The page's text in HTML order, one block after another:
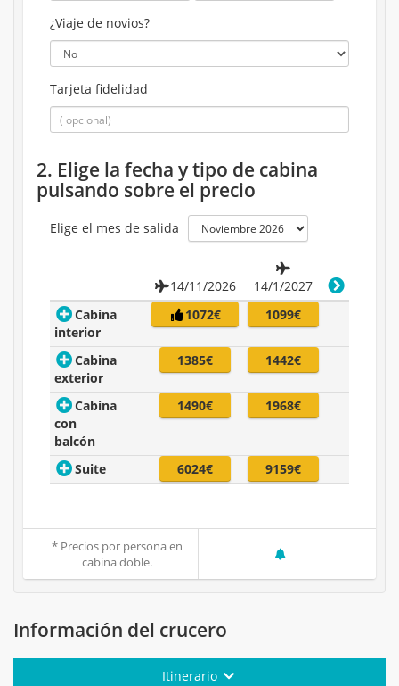
¿Viaje de novios?
Tarjeta fidelidad
2. Elige la fecha y tipo de cabina
pulsando sobre el precio
Elige el mes de salida
14/11/2026
14/1/2027
Cabina
interior
1072€ 1099€
Cabina
exterior
1385€ 1442€
Cabina
con
balcón
1490€ 1968€
Suite 6024€ 9159€
* Precios por persona en
cabina doble.
Información del crucero
Itinerario